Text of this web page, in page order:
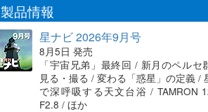
製品情報
星ナビ 2026年9月号
8月5日 発売
「宇宙兄弟」最終回 / 新月のペルセ
見る・撮る / 変わる「惑星」の定義 /
で深呼吸する天文台浴 / TAMRON
F2.8 / ほか